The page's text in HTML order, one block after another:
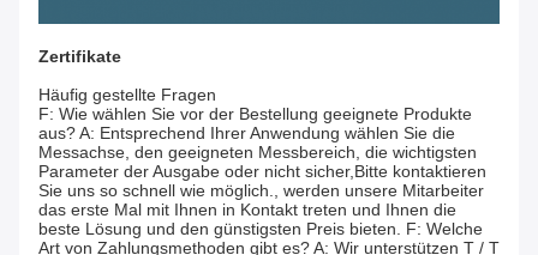
Zertifikate
Häufig gestellte Fragen
F: Wie wählen Sie vor der Bestellung geeignete Produkte
aus? A: Entsprechend Ihrer Anwendung wählen Sie die
Messachse, den geeigneten Messbereich, die wichtigsten
Parameter der Ausgabe oder nicht sicher,Bitte kontaktieren
Sie uns so schnell wie möglich., werden unsere Mitarbeiter
das erste Mal mit Ihnen in Kontakt treten und Ihnen die
beste Lösung und den günstigsten Preis bieten. F: Welche
Art von Zahlungsmethoden gibt es? A: Wir unterstützen T / T